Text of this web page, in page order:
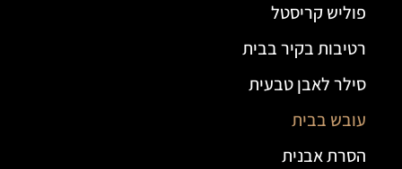
פוליש קריסטל
רטיבות בקיר בבית
סילר לאבן טבעית
עובש בבית
הסרת אבנית